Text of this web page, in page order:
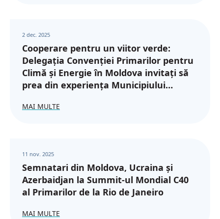
2 dec. 2025
Cooperare pentru un viitor verde:
Delegația Convenției Primarilor pentru
Climă și Energie în Moldova invitați să
prea din experiența Municipiului
MAI MULTE
11 nov. 2025
Semnatari din Moldova, Ucraina și
Azerbaidjan la Summit-ul Mondial C40
al Primarilor de la Rio de Janeiro
MAI MULTE